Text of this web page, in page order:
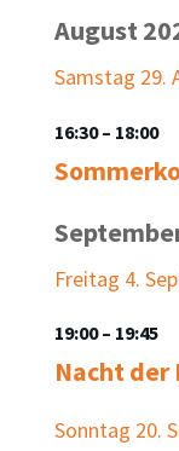
August
Samstag 29.
16:30– 18:00
Freitag 4.
19:00– 19:45
Nacht der
Sonntag 20.